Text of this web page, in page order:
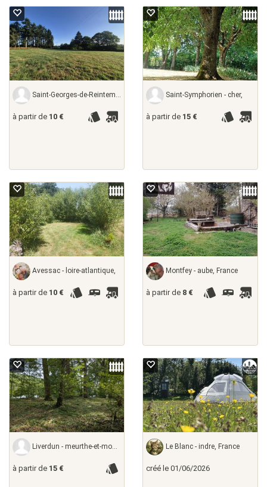
Saint-Georges-de-Reintembault - ille-et-vilaine,
à partir de 10 €
Saint-Symphorien - cher,
à partir de 15 €
Avessac - loire-atlantique,
à partir de 10 €
Montfey - aube, France
à partir de 8 €
Liverdun - meurthe-et-moselle,
à partir de 15 €
Le Blanc - indre, France
créé le 01/06/2026